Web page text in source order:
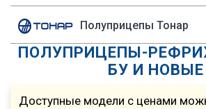
Magyar
Menci
FTS
Ali Riza Usta
R440
R450
S500
FH12
Полуприцепы Тонар
ПОЛУПРИЦЕПЫ-
БУ И НОВЫЕ
Доступные модели с ценами